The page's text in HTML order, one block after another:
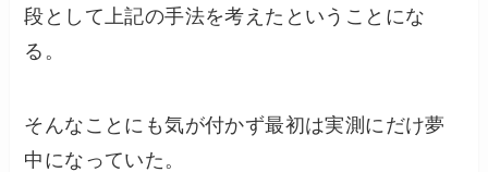
段として上記の手法を考えたということにな
る。
そんなことにも気が付かず最初は実測にだけ夢
中になっていた。